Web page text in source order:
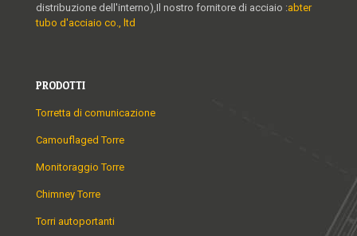
distribuzione dell'interno),Il nostro fornitore di acciaio :abter
tubo d'acciaio co., ltd
PRODOTTI
Torretta di comunicazione
Camouflaged Torre
Monitoraggio Torre
Chimney Torre
Torri autoportanti